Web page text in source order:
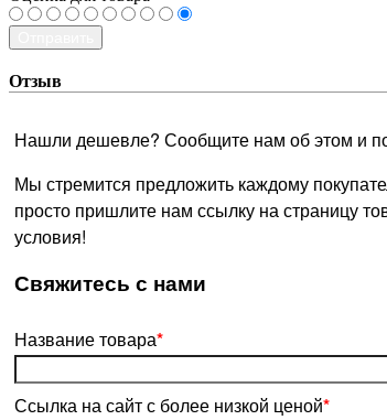
Отзыв
Нашли дешевле? Сообщите нам об этом и
Мы стремится предложить каждому
просто пришлите нам ссылку на страницу
условия!
­Свяжитесь с нами
Название товара*
Ссылка на сайт с более низкой ценой*